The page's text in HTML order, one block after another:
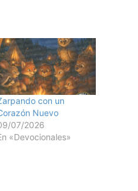
con un
Nuevo
07/2026
«Devocionales»